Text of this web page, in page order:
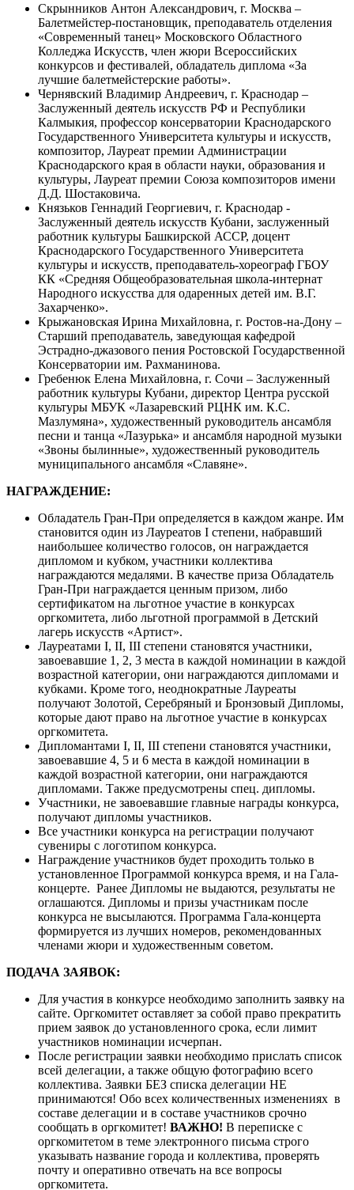
Скрынников Антон Александрович, г. Москва –
Балетмейстер-постановщик, преподаватель отделения
«Современный танец» Московского Областного
Колледжа Искусств, член жюри Всероссийских
конкурсов и фестивалей, обладатель диплома «За
лучшие балетмейстерские работы».
Чернявский Владимир Андреевич, г. Краснодар –
Заслуженный деятель искусств РФ и Республики
Калмыкия, профессор консерватории Краснодарского
Государственного Университета культуры и искусств,
композитор, Лауреат премии Администрации
Краснодарского края в области науки, образования и
культуры, Лауреат премии Союза композиторов имени
Д.Д. Шостаковича.
Князьков Геннадий Георгиевич, г. Краснодар -
Заслуженный деятель искусств Кубани, заслуженный
работник культуры Башкирской АССР, доцент
Краснодарского Государственного Университета
культуры и искусств, преподаватель-хореограф ГБОУ
КК «Средняя Общеобразовательная школа-интернат
Народного искусства для одаренных детей им. В.Г.
Захарченко».
Крыжановская Ирина Михайловна, г. Ростов-на-Дону –
Старший преподаватель, заведующая кафедрой
Эстрадно-джазового пения Ростовской Государственной
Консерватории им. Рахманинова.
Гребенюк Елена Михайловна, г. Сочи – Заслуженный
работник культуры Кубани, директор Центра русской
культуры МБУК «Лазаревский РЦНК им. К.С.
Мазлумяна», художественный руководитель ансамбля
песни и танца «Лазурька» и ансамбля народной музыки
«Звоны былинные», художественный руководитель
муниципального ансамбля «Славяне».
НАГРАЖДЕНИЕ:
Обладатель Гран-При определяется в каждом жанре. Им
становится один из Лауреатов I степени, набравший
наибольшее количество голосов, он награждается
дипломом и кубком, участники коллектива
награждаются медалями. В качестве приза Обладатель
Гран-При награждается ценным призом, либо
сертификатом на льготное участие в конкурсах
оргкомитета, либо льготной программой в Детский
лагерь искусств «Артист».
Лауреатами I, II, III степени становятся участники,
завоевавшие 1, 2, 3 места в каждой номинации в каждой
возрастной категории, они награждаются дипломами и
кубками. Кроме того, неоднократные Лауреаты
получают Золотой, Серебряный и Бронзовый Дипломы,
которые дают право на льготное участие в конкурсах
оргкомитета.
Дипломантами I, II, III степени становятся участники,
завоевавшие 4, 5 и 6 места в каждой номинации в
каждой возрастной категории, они награждаются
дипломами. Также предусмотрены спец. дипломы.
Участники, не завоевавшие главные награды конкурса,
получают дипломы участников.
Все участники конкурса на регистрации получают
сувениры с логотипом конкурса.
Награждение участников будет проходить только в
установленное Программой конкурса время, и на Гала-
концерте. Ранее Дипломы не выдаются, результаты не
оглашаются. Дипломы и призы участникам после
конкурса не высылаются. Программа Гала-концерта
формируется из лучших номеров, рекомендованных
членами жюри и художественным советом.
ПОДАЧА ЗАЯВОК:
Для участия в конкурсе необходимо заполнить заявку на
сайте. Оргкомитет оставляет за собой право прекратить
прием заявок до установленного срока, если лимит
участников номинации исчерпан.
После регистрации заявки необходимо прислать список
всей делегации, а также общую фотографию всего
коллектива. Заявки БЕЗ списка делегации НЕ
принимаются! Обо всех количественных изменениях в
составе делегации и в составе участников срочно
сообщать в оргкомитет! ВАЖНО! В переписке с
оргкомитетом в теме электронного письма строго
указывать название города и коллектива, проверять
почту и оперативно отвечать на все вопросы
оргкомитета.